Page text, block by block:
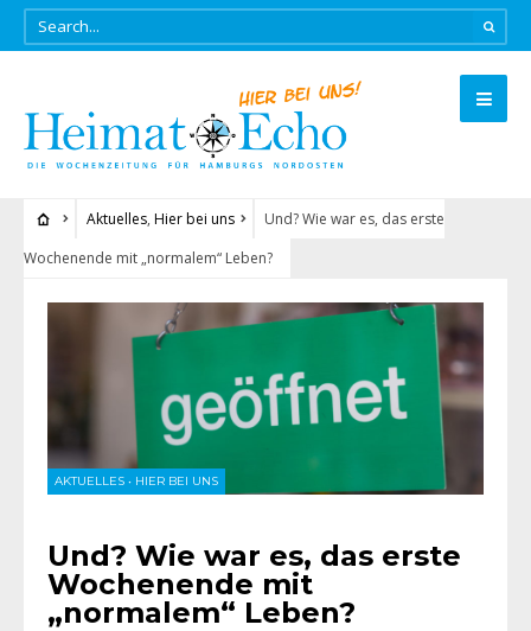
Aktuelles, Hier bei uns
Und? Wie war es, das erste
Wochenende mit „normalem“ Leben?
AKTUELLES • HIER BEI UNS
Und? Wie war es, das erste
Wochenende mit
„normalem“ Leben?